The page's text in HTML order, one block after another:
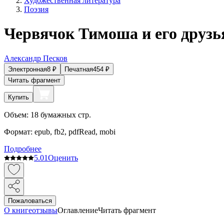
Поэзия
Червячок Тимоша и его
Александр Песков
Электронная8 ₽ Печатная454 ₽
Читать фрагмент
Купить
Объем: 18 бумажных стр.
Формат: epub, fb2, pdfRead, mobi
Подробнее
5.01Оценить
Пожаловаться
О книгеотзывыОглавлениеЧитать фрагмент